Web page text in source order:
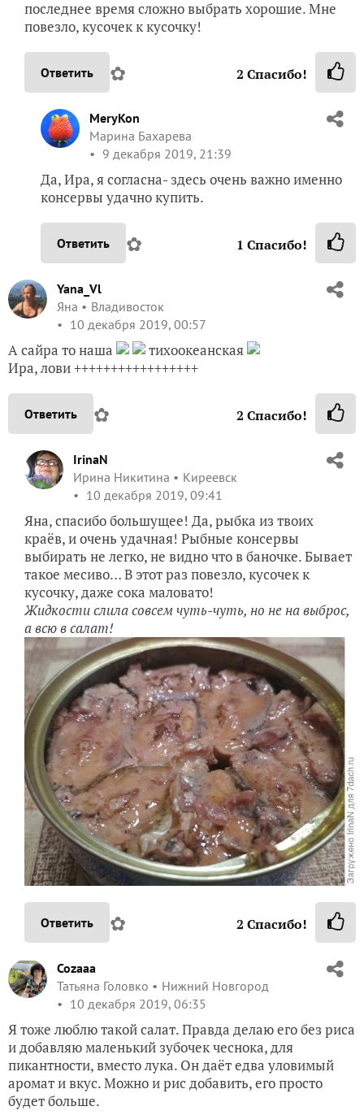
последнее время сложно выбрать хорошие. Мне
повезло, кусочек к кусочку!
Ответить ✿ 2 Спасибо!
MeryKon
Марина Бахарева
9 декабря 2019, 21:39
Да, Ира, я согласна- здесь очень важно именно
консервы удачно купить.
Ответить ✿ 1 Спасибо!
Yana_Vl
Яна
Владивосток
10 декабря 2019, 00:57
А сайра то наша
тихоокеанская
Ира, лови +++++++++++++++++
Ответить ✿ 2 Спасибо!
IrinaN
Ирина Никитина
Киреевск
10 декабря 2019, 09:41
Яна, спасибо большущее! Да, рыбка из твоих
краёв, и очень удачная! Рыбные консервы
выбирать не легко, не видно что в баночке. Бывает
такое месиво… В этот раз повезло, кусочек к
кусочку, даже сока маловато!
Жидкости слила совсем чуть-чуть, но не на выброс,
а всю в салат!
Ответить ✿ 2 Спасибо!
Cozaaa
Татьяна Головко
Нижний Новгород
10 декабря 2019, 06:35
Я тоже люблю такой салат. Правда делаю его без риса
и добавляю маленький зубочек чеснока, для
пикантности, вместо лука. Он даёт едва уловимый
аромат и вкус. Можно и рис добавить, его просто
будет больше.